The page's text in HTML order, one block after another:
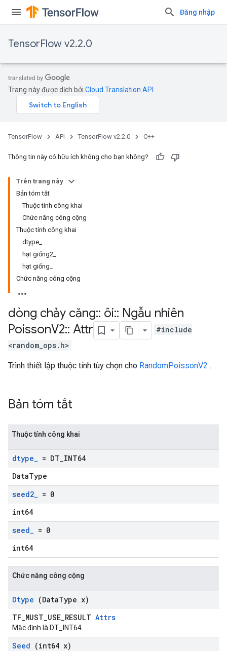
Đăng nhập
TensorFlow v2.2.0
Trang này được dịch bởi Cloud Translation API
TensorFlow API TensorFlow v2.2.0 C++
Thông tin này có hữu ích không cho bạn không?
Trên trang này
Bản tóm tắt
Thuộc tính công khai
Chức năng công cộng
Thuộc tính công khai
dtype_
hạt giống2_
hạt giống_
Chức năng công cộng
dòng chảy căng:: ôi:: Ngẫu nhiên
PoissonV2:: Attr
#include
<random_ops.h>
Trình thiết lập thuộc tính tùy chọn cho RandomPoissonV2 .
Bản tóm tắt
Thuộc tính công khai
dtype_ = DT INT64
DataType
seed2_ = 0
int64
seed_ = 0
int64
Chức năng công cộng
Dtype (DataType x)
TF_MUST_USE_RESULT Attrs
Mặc định là DT_INT64.
Seed (int64 x)